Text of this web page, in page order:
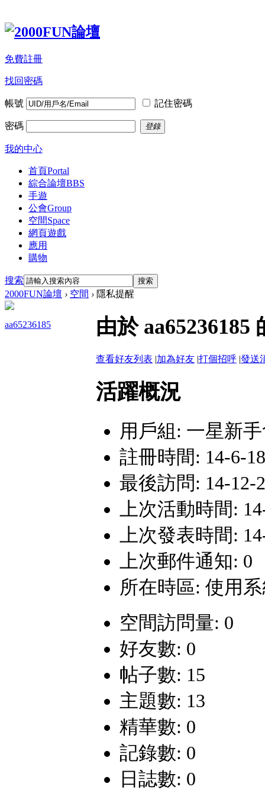
免費註冊
找回密碼
帳號 記住密碼
密碼 登錄
我的中心
首頁Portal
綜合論壇BBS
手遊
公會Group
空間Space
網頁遊戲
應用
購物
搜索 搜索
2000FUN論壇 › 空間 › 隱私提醒
aa65236185 由於
查看好友列表 |加為好友 |打個招呼 |發送
活躍概況
用戶組: 一星新
註冊時間: 14-6-
最後訪問: 14-12-
上次活動時間:
上次發表時間:
上次郵件通知: 0
所在時區: 使用
空間訪問量: 0
好友數: 0
帖子數: 15
主題數: 13
精華數: 0
記錄數: 0
日誌數: 0